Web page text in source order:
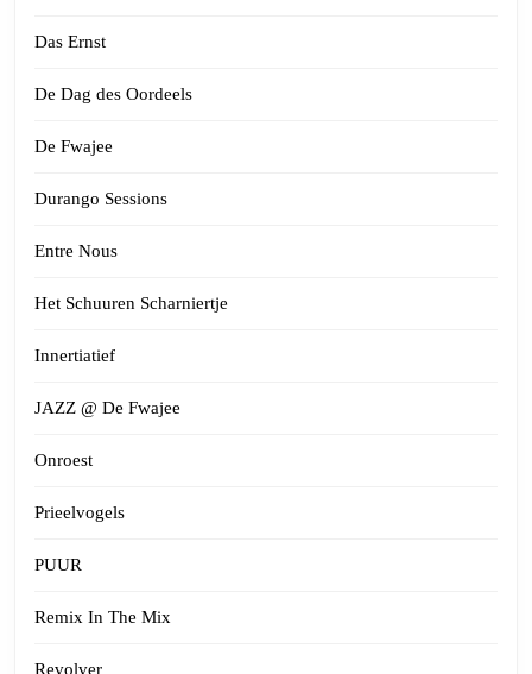
Das Ernst
De Dag des Oordeels
De Fwajee
Durango Sessions
Entre Nous
Het Schuuren Scharniertje
Innertiatief
JAZZ @ De Fwajee
Onroest
Prieelvogels
PUUR
Remix In The Mix
Revolver